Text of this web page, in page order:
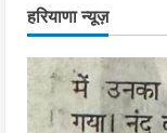
हरियाणा न्यूज़